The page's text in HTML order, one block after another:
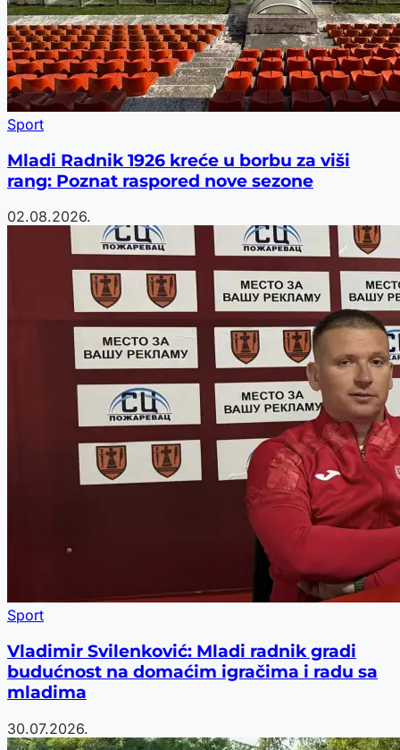
Sport
Mladi Radnik 1926 kreće u borbu za viši
rang: Poznat raspored nove sezone
02.08.2026.
Sport
Vladimir Svilenković: Mladi radnik gradi
budućnost na domaćim igračima i radu sa
mladima
30.07.2026.